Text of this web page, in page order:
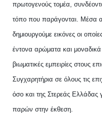
πρωτογενούς τομέα,
τόπο που παράγονται. Μέσα
δημιουργούμε εικόνες οι
έντονα αρώματα και μοναδικά
βιωματικές εμπειρίες στους
Συγχαρητήρια σε όλους τις
όσο και της Στερεάς Ελλάδας
παρών στην έκθεση.